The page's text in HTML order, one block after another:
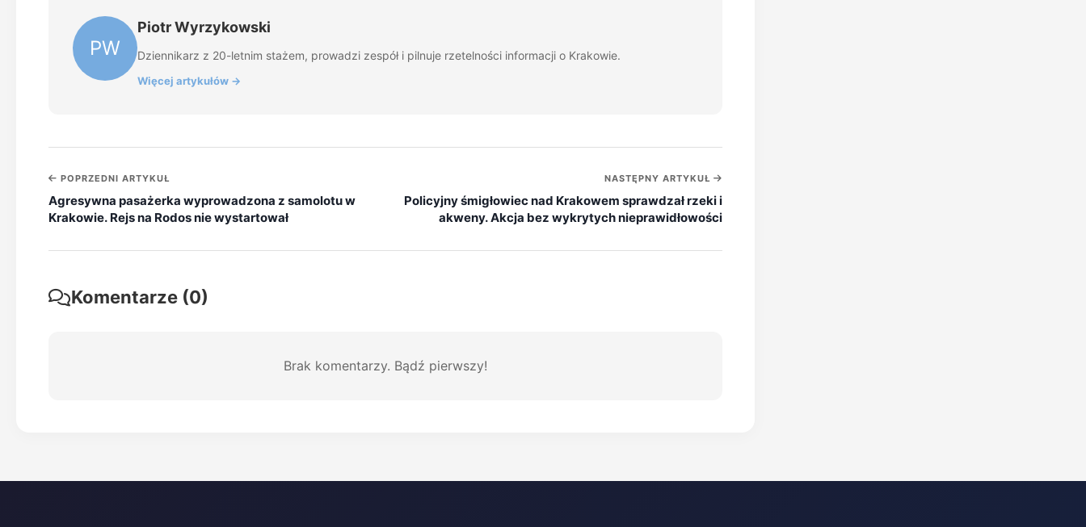
PW
Piotr Wyrzykowski
Dziennikarz z 20-letnim stażem, prowadzi zespół i pilnuje rzetelności informacji o Krakowie.
Więcej artykułów →
POPRZEDNI ARTYKUŁ
Agresywna pasażerka wyprowadzona z samolotu w
Krakowie. Rejs na Rodos nie wystartował
NASTĘPNY ARTYKUŁ
Policyjny śmigłowiec nad Krakowem sprawdzał rzeki i
akweny. Akcja bez wykrytych nieprawidłowości
Komentarze (0)
Brak komentarzy. Bądź pierwszy!